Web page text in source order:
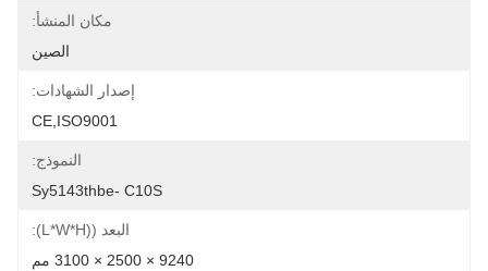
مكان المنشأ:
الصين
إصدار الشهادات:
CE,ISO9001
النموذج:
Sy5143thbe- C10S
البعد ((L*W*H):
9240 × 2500 × 3100 مم